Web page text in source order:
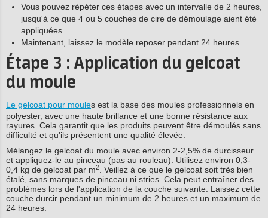
Vous pouvez répéter ces étapes avec un intervalle de 2 heures,
jusqu'à ce que 4 ou 5 couches de cire de démoulage aient été
appliquées.
Maintenant, laissez le modèle reposer pendant 24 heures.
Étape 3 : Application du gelcoat
du moule
Le gelcoat pour moules est la base des moules professionnels en
polyester, avec une haute brillance et une bonne résistance aux
rayures. Cela garantit que les produits peuvent être démoulés sans
difficulté et qu'ils présentent une qualité élevée.
Mélangez le gelcoat du moule avec environ 2-2,5% de durcisseur
et appliquez-le au pinceau (pas au rouleau). Utilisez environ 0,3-
0,4 kg de gelcoat par m2
. Veillez à ce que le gelcoat soit très bien
étalé, sans marques de pinceau ni stries. Cela peut entraîner des
problèmes lors de l'application de la couche suivante. Laissez cette
couche durcir pendant un minimum de 2 heures et un maximum de
24 heures.